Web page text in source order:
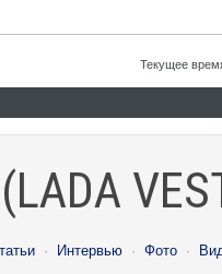
Текущее
· Интервью · Фото ·